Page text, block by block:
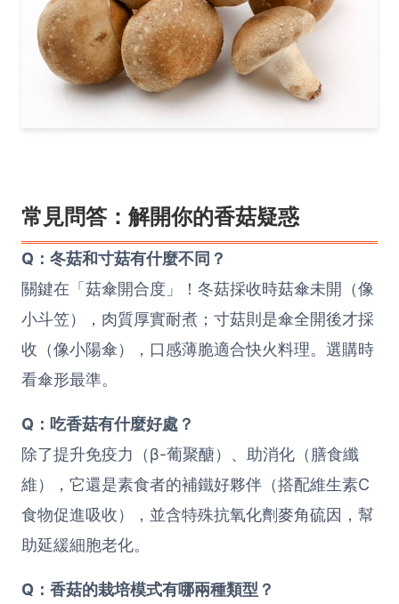
常見問答：解開你的香菇疑惑
Q：冬菇和寸菇有什麼不同？
關鍵在「菇傘開合度」！冬菇採收時菇傘未開（像
小斗笠），肉質厚實耐煮；寸菇則是傘全開後才採
收（像小陽傘），口感薄脆適合快火料理。選購時
看傘形最準。
Q：吃香菇有什麼好處？
除了提升免疫力（β-葡聚醣）、助消化（膳食纖
維），它還是素食者的補鐵好夥伴（搭配維生素C
食物促進吸收），並含特殊抗氧化劑麥角硫因，幫
助延緩細胞老化。
Q：香菇的栽培模式有哪兩種類型？